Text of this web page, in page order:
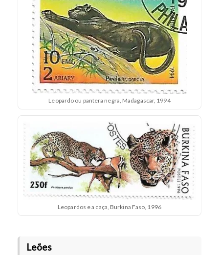
Leopardo ou pantera negra, Madagascar, 1994
Leopardos e a caça, Burkina Faso, 1996
Leões